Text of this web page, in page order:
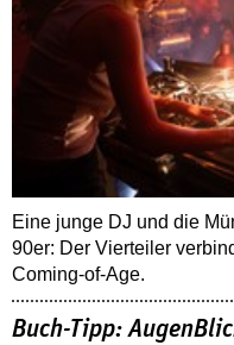
Eine junge DJ und die
90er: Der Vierteiler
Coming-of-Age.
Buch-Tipp: